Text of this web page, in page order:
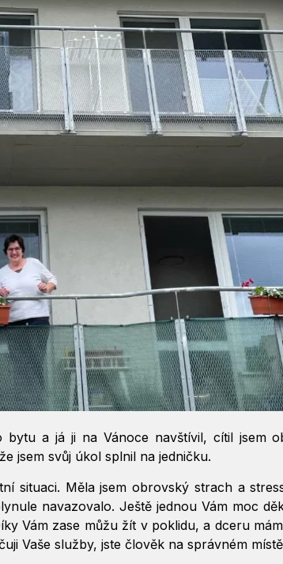
a já ji na Vánoce navštívil, cítil jsem
jsem svůj úkol splnil na jedničku.
situaci. Měla jsem obrovský strach a
navazovalo. Ještě jednou Vám moc
Vám zase můžu žít v poklidu, a dceru
Vaše služby, jste člověk na správném